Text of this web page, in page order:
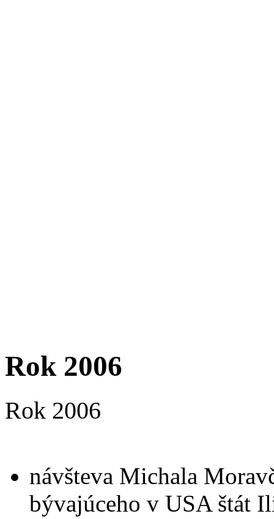
Rok 2006
Rok 2006
návšteva Michala
bývajúceho v USA štát